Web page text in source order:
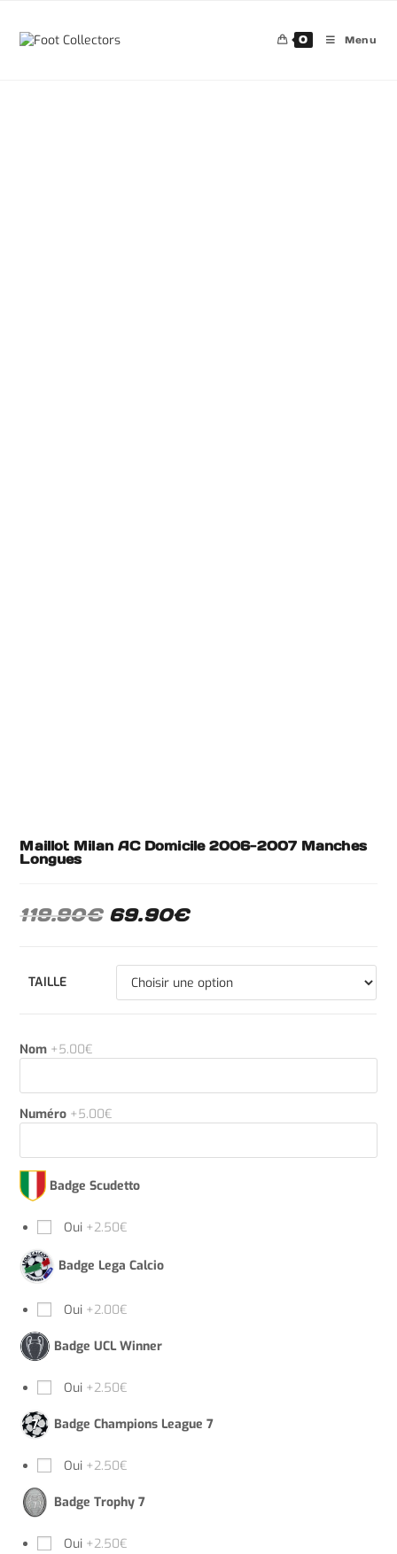
0 Menu
Maillot Milan AC Domicile 2006-2007 Manches
Longues
119.90€ 69.90€
TAILLE
Nom +5.00€
Numéro +5.00€
Badge Scudetto
Oui +2.50€
Badge Lega Calcio
Oui +2.00€
Badge UCL Winner
Oui +2.50€
Badge Champions League 7
Oui +2.50€
Badge Trophy 7
Oui +2.50€